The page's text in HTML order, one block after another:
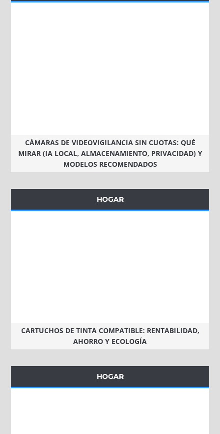
CÁMARAS DE VIDEOVIGILANCIA SIN CUOTAS: QUÉ
MIRAR (IA LOCAL, ALMACENAMIENTO, PRIVACIDAD) Y
MODELOS RECOMENDADOS
HOGAR
CARTUCHOS DE TINTA COMPATIBLE: RENTABILIDAD,
AHORRO Y ECOLOGÍA
HOGAR